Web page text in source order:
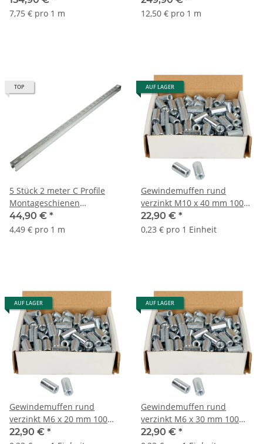
7,75 € pro 1 m
12,50 € pro 1 m
TOP
5 Stück 2 meter C Profile
Montageschienen
Montageschiene Profil 27x18
10 meter
44,90 € *
4,49 € pro 1 m
AUF LAGER
Gewindemuffen rund
verzinkt M10 x 40 mm 100
Stück
22,90 € *
0,23 € pro 1 Einheit
AUF LAGER
Gewindemuffen rund
verzinkt M6 x 20 mm 100
Stück
22,90 € *
AUF LAGER
Gewindemuffen rund
verzinkt M6 x 30 mm 100
Stück
22,90 € *